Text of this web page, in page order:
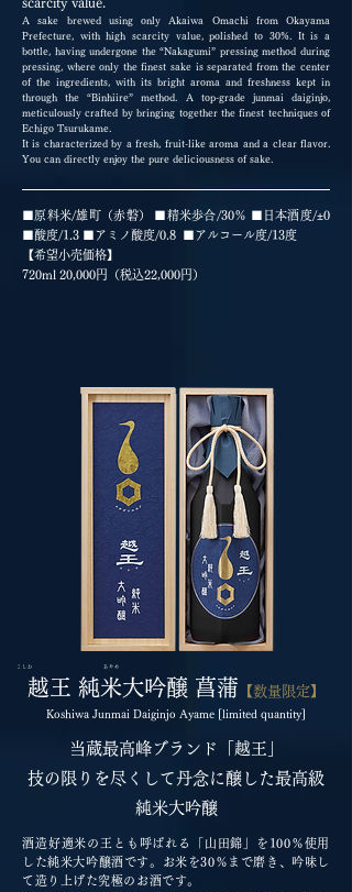
A sake brewed using only Akaiwa Omachi from Okayama
Prefecture, with high scarcity value, polished to 30%. It is a
bottle, having undergone the “Nakagumi” pressing method during
pressing, where only the finest sake is separated from the center
of the ingredients, with its bright aroma and freshness kept in
through the “Binhiire” method. A top-grade junmai daiginjo,
meticulously crafted by bringing together the finest techniques of
Echigo Tsurukame.
It is characterized by a fresh, fruit-like aroma and a clear flavor.
You can directly enjoy the pure deliciousness of sake.
■原料米/雄町（赤磐） ■精米歩合/30％ ■日本酒度/±0
■酸度/1.3 ■アミノ酸度/0.8 ■アルコール度/13度
【希望小売価格】
720ml 20,000円（税込22,000円）
しわ あやめ
越王 純米大吟醸 菖蒲 【数量限定】
Koshiwa Junmai Daiginjo Ayame [limited quantity]
当蔵最高峰ブランド「越王」
技の限りを尽くして丹念に醸した最高級
純米大吟醸
酒造好適米の王とも呼ばれる「山田錦」を100％使用
した純米大吟醸酒です。お米を30％まで磨き、吟味し
て造り上げた究極のお酒です。